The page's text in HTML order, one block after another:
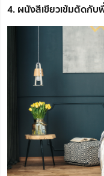
4. ผนังสีเขียวเข้มตัดกั